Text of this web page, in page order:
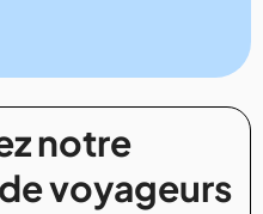
notre
voyageurs